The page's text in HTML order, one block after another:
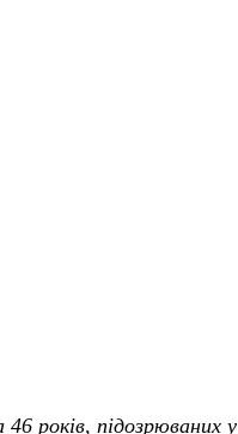
років, підозрюваних у